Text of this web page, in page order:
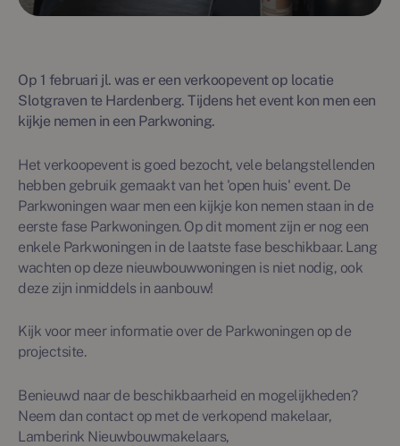
Op 1 februari jl. was er een verkoopevent op locatie
Slotgraven te Hardenberg. Tijdens het event kon men een
kijkje nemen in een Parkwoning.
Het verkoopevent is goed bezocht, vele belangstellenden
hebben gebruik gemaakt van het 'open huis' event. De
Parkwoningen waar men een kijkje kon nemen staan in de
eerste fase Parkwoningen. Op dit moment zijn er nog een
enkele Parkwoningen in de laatste fase beschikbaar. Lang
wachten op deze nieuwbouwwoningen is niet nodig, ook
deze zijn inmiddels in aanbouw!
Kijk voor meer informatie over de Parkwoningen op de
projectsite.
Benieuwd naar de beschikbaarheid en mogelijkheden?
Neem dan contact op met de verkopend makelaar,
Lamberink Nieuwbouwmakelaars,